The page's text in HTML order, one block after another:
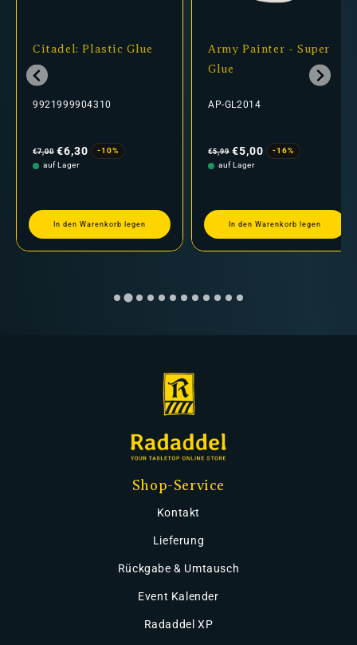
Citadel: Plastic Glue
9921999904310
Preis
€7,00 €6,30
-10%
auf Lager
In den Warenkorb legen
Army Painter - Super
Glue
AP-GL2014
Preis
€5,99 €5,00
-16%
auf Lager
In den Warenkorb legen
Shop-Service
Kontakt
Lieferung
Rückgabe & Umtausch
Event Kalender
Radaddel XP